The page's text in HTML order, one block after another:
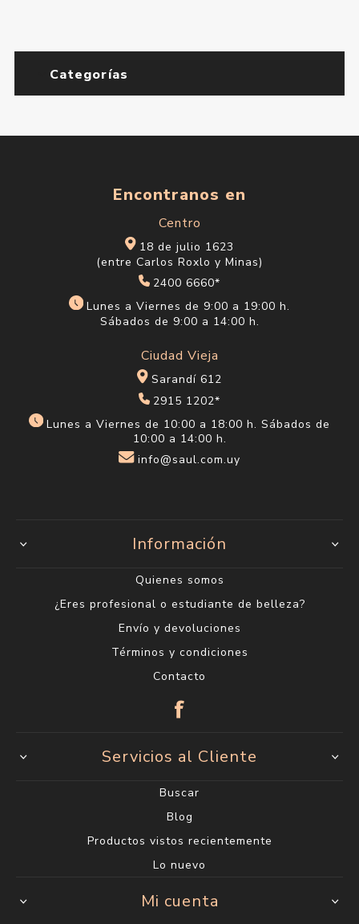
Categorías
Encontranos en
Centro
18 de julio 1623
(entre Carlos Roxlo y Minas)
2400 6660*
Lunes a Viernes de 9:00 a 19:00 h.
Sábados de 9:00 a 14:00 h.
Ciudad Vieja
Sarandí 612
2915 1202*
Lunes a Viernes de 10:00 a 18:00 h. Sábados de
10:00 a 14:00 h.
info@saul.com.uy
Información
Quienes somos
¿Eres profesional o estudiante de belleza?
Envío y devoluciones
Términos y condiciones
Contacto
Servicios al Cliente
Buscar
Blog
Productos vistos recientemente
Lo nuevo
Mi cuenta